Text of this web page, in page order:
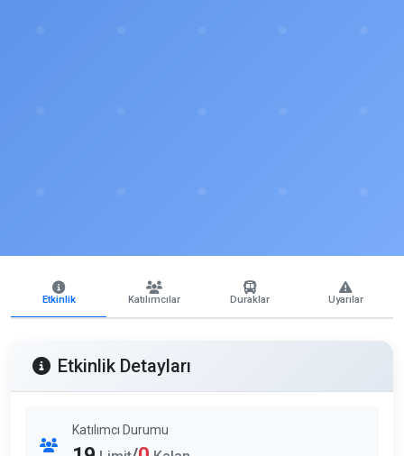
Etkinlik Katılımcılar Duraklar Uyarılar
Etkinlik Detayları
Katılımcı Durumu